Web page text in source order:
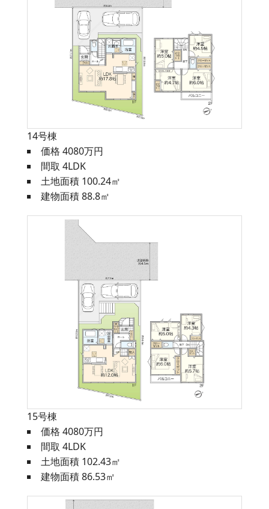
14号棟
価格 4080万円
間取 4LDK
土地面積 100.24㎡
建物面積 88.8㎡
15号棟
価格 4080万円
間取 4LDK
土地面積 102.43㎡
建物面積 86.53㎡